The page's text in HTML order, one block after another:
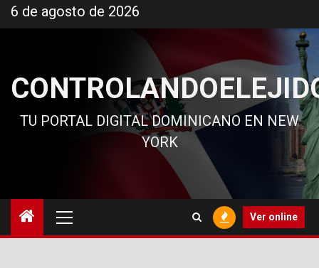
al
6 de agosto de 2026
TU PORTAL DIGITAL DOMINICANO EN NEW
YORK
principal
Ver online